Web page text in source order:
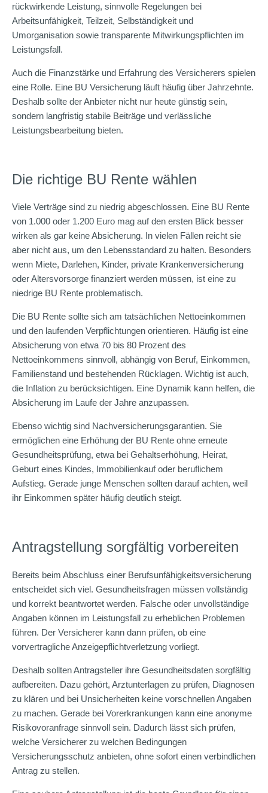
rückwirkende Leistung, sinnvolle Regelungen bei
Arbeitsunfähigkeit, Teilzeit, Selbständigkeit und
Umorganisation sowie transparente Mitwirkungspflichten im
Leistungsfall.
Auch die Finanzstärke und Erfahrung des Versicherers spielen
eine Rolle. Eine BU Versicherung läuft häufig über Jahrzehnte.
Deshalb sollte der Anbieter nicht nur heute günstig sein,
sondern langfristig stabile Beiträge und verlässliche
Leistungsbearbeitung bieten.
Die richtige BU Rente wählen
Viele Verträge sind zu niedrig abgeschlossen. Eine BU Rente
von 1.000 oder 1.200 Euro mag auf den ersten Blick besser
wirken als gar keine Absicherung. In vielen Fällen reicht sie
aber nicht aus, um den Lebensstandard zu halten. Besonders
wenn Miete, Darlehen, Kinder, private Krankenversicherung
oder Altersvorsorge finanziert werden müssen, ist eine zu
niedrige BU Rente problematisch.
Die BU Rente sollte sich am tatsächlichen Nettoeinkommen
und den laufenden Verpflichtungen orientieren. Häufig ist eine
Absicherung von etwa 70 bis 80 Prozent des
Nettoeinkommens sinnvoll, abhängig von Beruf, Einkommen,
Familienstand und bestehenden Rücklagen. Wichtig ist auch,
die Inflation zu berücksichtigen. Eine Dynamik kann helfen, die
Absicherung im Laufe der Jahre anzupassen.
Ebenso wichtig sind Nachversicherungsgarantien. Sie
ermöglichen eine Erhöhung der BU Rente ohne erneute
Gesundheitsprüfung, etwa bei Gehaltserhöhung, Heirat,
Geburt eines Kindes, Immobilienkauf oder beruflichem
Aufstieg. Gerade junge Menschen sollten darauf achten, weil
ihr Einkommen später häufig deutlich steigt.
Antragstellung sorgfältig vorbereiten
Bereits beim Abschluss einer Berufsunfähigkeitsversicherung
entscheidet sich viel. Gesundheitsfragen müssen vollständig
und korrekt beantwortet werden. Falsche oder unvollständige
Angaben können im Leistungsfall zu erheblichen Problemen
führen. Der Versicherer kann dann prüfen, ob eine
vorvertragliche Anzeigepflichtverletzung vorliegt.
Deshalb sollten Antragsteller ihre Gesundheitsdaten sorgfältig
aufbereiten. Dazu gehört, Arztunterlagen zu prüfen, Diagnosen
zu klären und bei Unsicherheiten keine vorschnellen Angaben
zu machen. Gerade bei Vorerkrankungen kann eine anonyme
Risikovoranfrage sinnvoll sein. Dadurch lässt sich prüfen,
welche Versicherer zu welchen Bedingungen
Versicherungsschutz anbieten, ohne sofort einen verbindlichen
Antrag zu stellen.